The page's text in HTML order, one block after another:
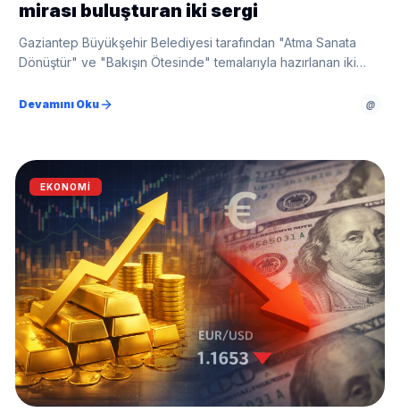
mirası buluşturan iki sergi
Gaziantep Büyükşehir Belediyesi tarafından "Atma Sanata
Dönüştür" ve "Bakışın Ötesinde" temalarıyla hazırlanan iki
sanatseverlerin ziyaretine açıldı.
Devamını Oku @
EKONOMI